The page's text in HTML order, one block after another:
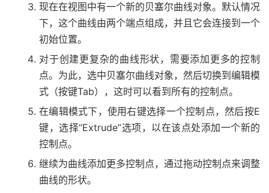
现在在视图中有一个新的贝塞尔曲线对象。默认情况
下，这个曲线由两个端点组成，并且它会连接到一个
初始位置。
对于创建更复杂的曲线形状，需要添加更多的控制
点。为此，选中贝塞尔曲线对象，然后切换到编辑模
式（按键Tab），这时可以看到所有的控制点。
在编辑模式下，使用右键选择一个控制点，然后按E
键，选择“Extrude”选项，以在该点处添加一个新的
控制点。
继续为曲线添加更多控制点，通过拖动控制点来调整
曲线的形状。